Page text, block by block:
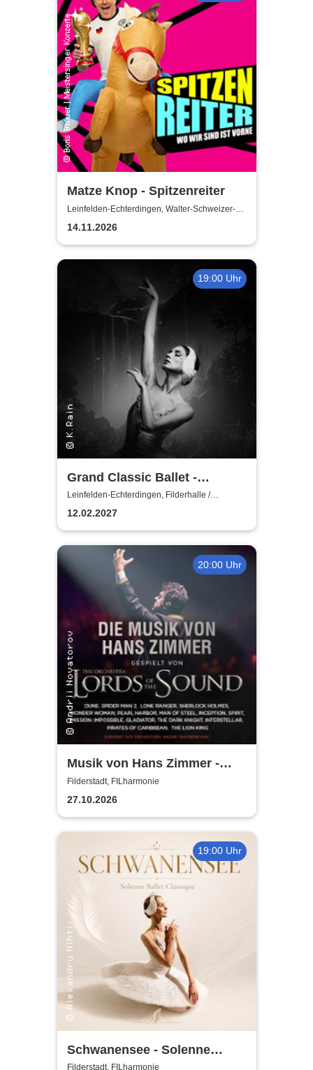
Matze Knop - Spitzenreiter
Leinfelden-Echterdingen, Walter-Schweizer-
Kulturforum Goldäcker
14.11.2026
19:00 Uhr
Grand Classic Ballet -
Schwanensee - Jenseits der
Bühne mit live Streichquartett
Leinfelden-Echterdingen, Filderhalle /
Kongress-u.KulturCentrum
12.02.2027
20:00 Uhr
Musik von Hans Zimmer -
gespielt von Lords of the
Sound
Filderstadt, FILharmonie
27.10.2026
19:00 Uhr
Schwanensee - Solenne
Filderstadt, FILharmonie